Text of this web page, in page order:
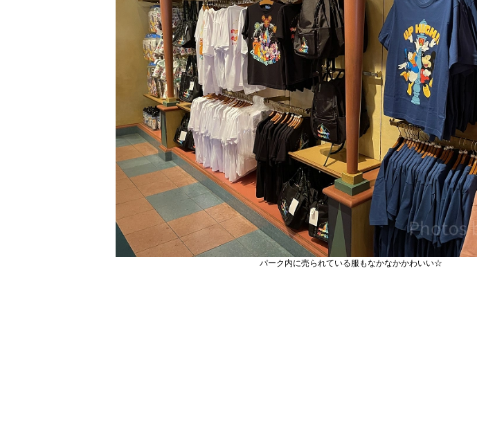
パーク内に売られている服もなかなかかわいい☆